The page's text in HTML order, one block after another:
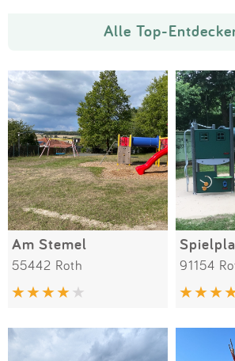
Alle Top-
Am Stemel
55442 Roth 91154